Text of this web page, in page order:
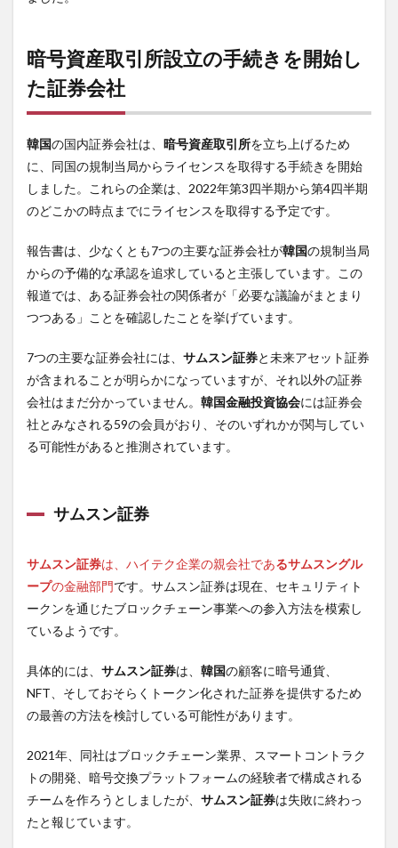
暗号資産取引所設立の手続きを開始し
た証券会社
韓国の国内証券会社は、 暗号資産取引所を立ち上げるため
に、同国の規制当局からライセンスを取得する手続きを開始
しました。これらの企業は、2022年第3四半期から第4四半期
のどこかの時点までにライセンスを取得する予定です。
報告書は、少なくとも7つの主要な証券会社が韓国の規制当局
からの予備的な承認を追求していると主張しています。この
報道では、ある証券会社の関係者が「必要な議論がまとまり
つつある」ことを確認したことを挙げています。
7つの主要な証券会社には、 サムスン証券と未来アセット証券
が含まれることが明らかになっていますが、それ以外の証券
会社はまだ分かっていません。 韓国金融投資協会には証券会
社とみなされる59の会員がおり、そのいずれかが関与してい
る可能性があると推測されています。
サムスン証券
サムスン証券は、ハイテク企業の親会社であるサムスングル
ープの金融部門です。サムスン証券は現在、セキュリティト
ークンを通じたブロックチェーン事業への参入方法を模索し
ているようです。
具体的には、 サムスン証券は、 韓国の顧客に暗号通貨、
NFT、そしておそらくトークン化された証券を提供するため
の最善の方法を検討している可能性があります。
2021年、同社はブロックチェーン業界、スマートコントラク
トの開発、暗号交換プラットフォームの経験者で構成される
チームを作ろうとしましたが、 サムスン証券は失敗に終わっ
たと報じています。